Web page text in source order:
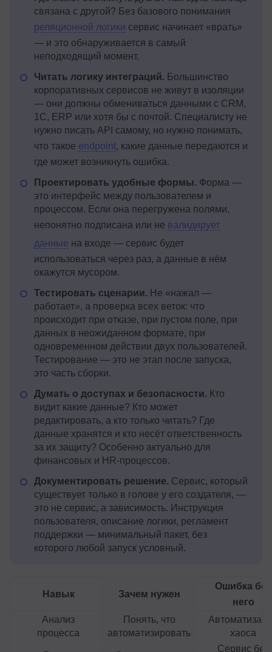
связана с другой? Без базового понимания
реляционной логики сервис начинает «врать»
— и это обнаруживается в самый
неподходящий момент.
Читать логику интеграций. Большинство
корпоративных сервисов не живут в изоляции
— они должны обмениваться данными с CRM,
1С, ERP или хотя бы с почтой. Специалисту не
нужно писать API самому, но нужно понимать,
что такое endpoint, какие данные передаются и
где может возникнуть ошибка.
Проектировать удобные формы. Форма —
это интерфейс между пользователем и
процессом. Если она перегружена полями,
непонятно подписана или не валидирует
данные на входе — сервис будет
использоваться через раз, а данные в нём
окажутся мусором.
Тестировать сценарии. Не «нажал —
работает», а проверка всех веток: что
происходит при отказе, при пустом поле, при
данных в неожиданном формате, при
одновременном действии двух пользователей.
Тестирование — это не этап после запуска,
это часть сборки.
Думать о доступах и безопасности. Кто
видит какие данные? Кто может
редактировать, а кто только читать? Где
данные хранятся и кто несёт ответственность
за их защиту? Особенно актуально для
финансовых и HR-процессов.
Документировать решение. Сервис, который
существует только в голове у его создателя, —
это не сервис, а зависимость. Инструкция
пользователя, описание логики, регламент
поддержки — минимальный пакет, без
которого любой запуск условный.
Навык Зачем нужен
Ошибка без
него
Анализ
процесса
Понять, что
автоматизировать
хаоса
Сервис без